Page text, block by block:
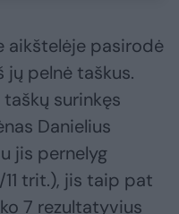
aikštelėje pasirodė
jų pelnė taškus.
surinkęs
Danielius
jis pernelyg
trit.), jis taip pat
7 rezultatyvius